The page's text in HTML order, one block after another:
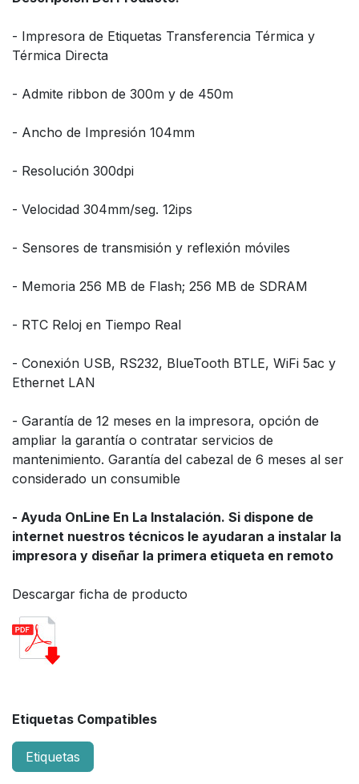
- Impresora de Etiquetas Transferencia Térmica y
Térmica Directa
- Admite ribbon de 300m y de 450m
- Ancho de Impresión 104mm
- Resolución 300dpi
- Velocidad 304mm/seg. 12ips
- Sensores de transmisión y reflexión móviles
- Memoria 256 MB de Flash; 256 MB de SDRAM
- RTC Reloj en Tiempo Real
- Conexión USB, RS232, BlueTooth BTLE, WiFi 5ac y
Ethernet LAN
- Garantía de 12 meses en la impresora, opción de
ampliar la garantía o contratar servicios de
mantenimiento. Garantía del cabezal de 6 meses al ser
considerado un consumible
- Ayuda OnLine En La Instalación. Si dispone de
internet nuestros técnicos le ayudaran a instalar la
impresora y diseñar la primera etiqueta en remoto
Descargar ficha de producto
Etiquetas Compatibles
Etiquetas